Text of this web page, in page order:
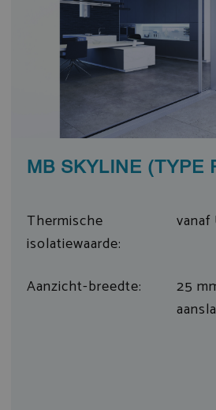
MB SKYLINE (TYPE
Thermische
isolatiewaarde:
Aanzicht-breedte:
25